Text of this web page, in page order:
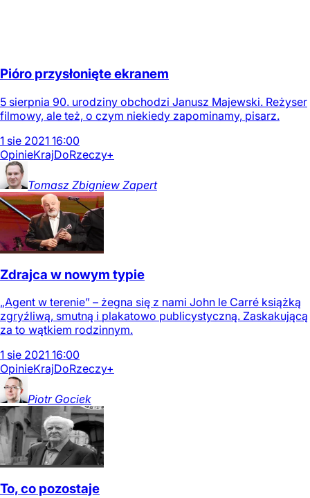
Pióro przysłonięte ekranem
5 sierpnia 90. urodziny obchodzi Janusz Majewski. Reżyser
filmowy, ale też, o czym niekiedy zapominamy, pisarz.
1 sie 2021 16:00
OpinieKrajDoRzeczy+
Tomasz Zbigniew Zapert
Zdrajca w nowym typie
„Agent w terenie” – żegna się z nami John le Carré książką
zgryźliwą, smutną i plakatowo publicystyczną. Zaskakującą
za to wątkiem rodzinnym.
1 sie 2021 16:00
OpinieKrajDoRzeczy+
Piotr Gociek
To, co pozostaje